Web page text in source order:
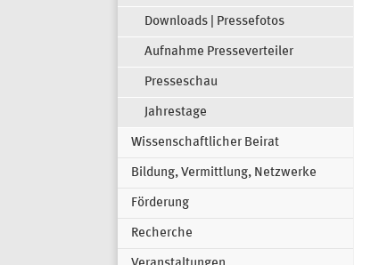
Downloads | Pressefotos
Aufnahme Presseverteiler
Presseschau
Jahrestage
Wissenschaftlicher Beirat
Bildung, Vermittlung, Netzwerke
Förderung
Recherche